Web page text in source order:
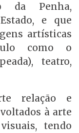
da Penha,
e que
artísticas
como o
teatro,
relação e
à arte
tendo